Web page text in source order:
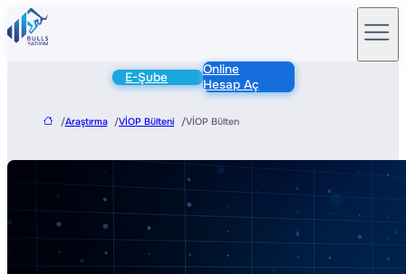
E-Şube
Online
Hesap Aç
/Araştırma /VİOP Bülteni /VİOP Bülten